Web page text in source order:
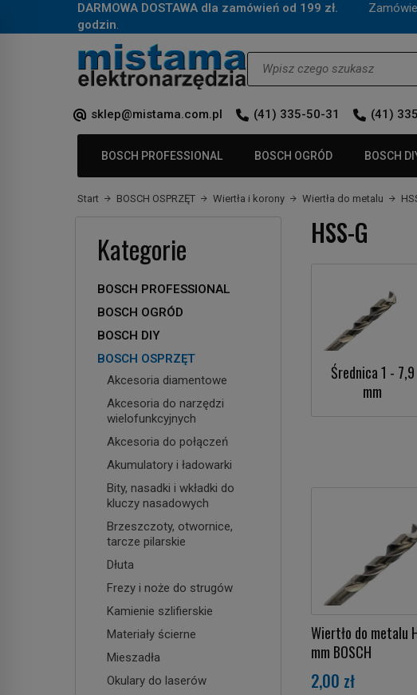
DARMOWA DOSTAWA dla zamówień od 199 zł.
godzin.
sklep@mistama.com.pl (41) 335-50-31 (41)
BOSCH PROFESSIONAL BOSCH OGRÓD BOSCH
Start BOSCH OSPRZĘT Wiertła i korony Wiertła do metalu
HSS-G
Średnica 1 - 7,9
mm
Wiertło do metalu
mm BOSCH
2,00 zł
Kategorie
BOSCH PROFESSIONAL
BOSCH OGRÓD
BOSCH DIY
BOSCH OSPRZĘT
Akcesoria diamentowe
Akcesoria do narzędzi
wielofunkcyjnych
Akcesoria do połączeń
Akumulatory i ładowarki
Bity, nasadki i wkładki do
kluczy nasadowych
Brzeszczoty, otwornice,
tarcze pilarskie
Dłuta
Frezy i noże do strugów
Kamienie szlifierskie
Materiały ścierne
Mieszadła
Okulary do laserów